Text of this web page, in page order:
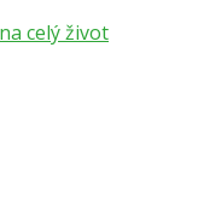
celý život